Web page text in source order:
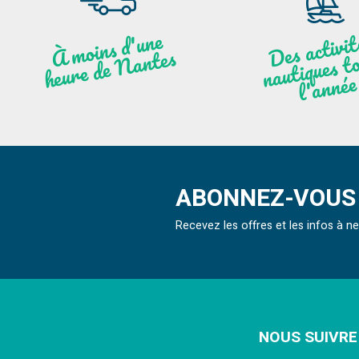
À
moi
ns
d'u
ne
heu
re
de
N
a
ntes quesnée
ABONNEZ-
Recevez les offres et les infos à
NOUS